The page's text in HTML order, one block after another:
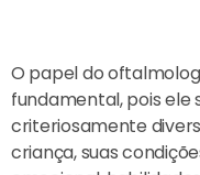
O papel do
fundamental, pois ele
criteriosamente
criança, suas